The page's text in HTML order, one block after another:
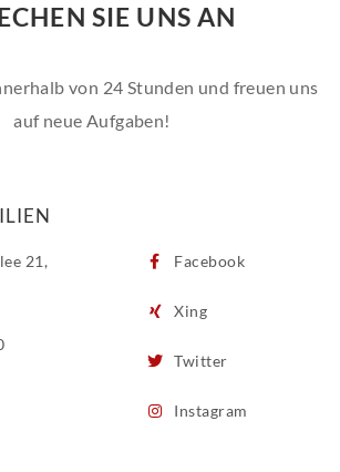
SIE UNS AN
von 24 Stunden und freuen uns
auf neue Aufgaben!
21,
Facebook
Xing
Twitter
Instagram